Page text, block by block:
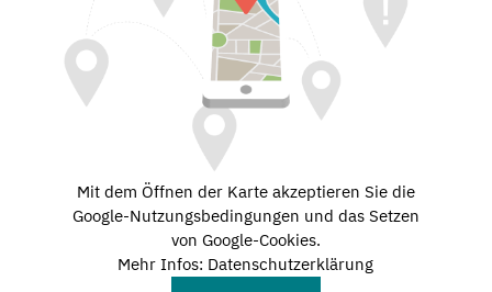
Mit dem Öffnen der Karte akzeptieren Sie die
Google-Nutzungsbedingungen und das Setzen
von Google-Cookies.
Mehr Infos: Datenschutzerklärung